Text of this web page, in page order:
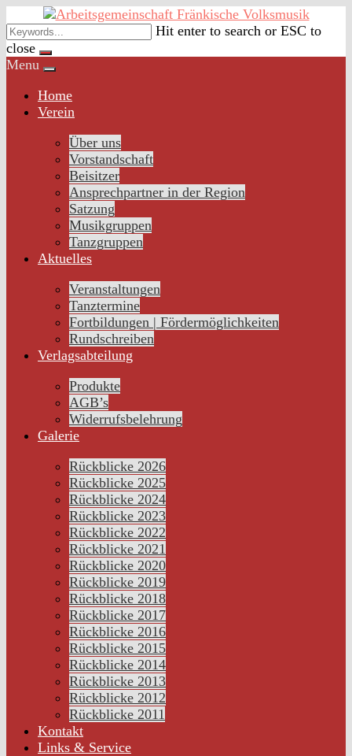
to
content
Hit enter to search or ESC to
close
Menu
Home
Verein
Über uns
Vorstandschaft
Beisitzer
Ansprechpartner in der Region
Satzung
Musikgruppen
Tanzgruppen
Aktuelles
Veranstaltungen
Tanztermine
Fortbildungen | Fördermöglichkeiten
Rundschreiben
Verlagsabteilung
Produkte
AGB’s
Widerrufsbelehrung
Galerie
Rückblicke 2026
Rückblicke 2025
Rückblicke 2024
Rückblicke 2023
Rückblicke 2022
Rückblicke 2021
Rückblicke 2020
Rückblicke 2019
Rückblicke 2018
Rückblicke 2017
Rückblicke 2016
Rückblicke 2015
Rückblicke 2014
Rückblicke 2013
Rückblicke 2012
Rückblicke 2011
Kontakt
Links & Service